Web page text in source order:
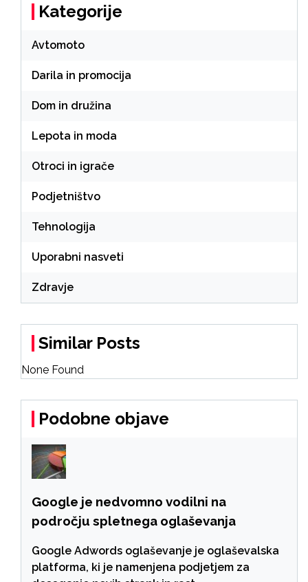
Kategorije
Avtomoto
Darila in promocija
Dom in družina
Lepota in moda
Otroci in igrače
Podjetništvo
Tehnologija
Uporabni nasveti
Zdravje
Similar Posts
None Found
Podobne objave
Google je nedvomno vodilni na
področju spletnega oglaševanja
Google Adwords oglaševanje je oglaševalska
platforma, ki je namenjena podjetjem za